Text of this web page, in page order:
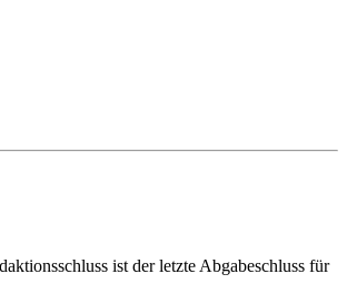
ist der letzte Abgabeschluss für